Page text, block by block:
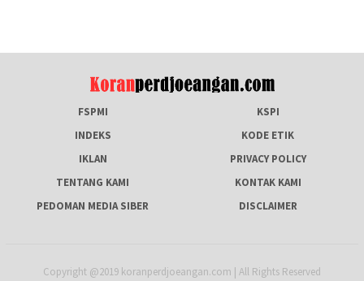
FSPMI
KSPI
INDEKS
KODE ETIK
IKLAN
PRIVACY POLICY
TENTANG KAMI
KONTAK KAMI
PEDOMAN MEDIA SIBER
DISCLAIMER
Copyright @2019 koranperdjoeangan.com | All Rights Reserved